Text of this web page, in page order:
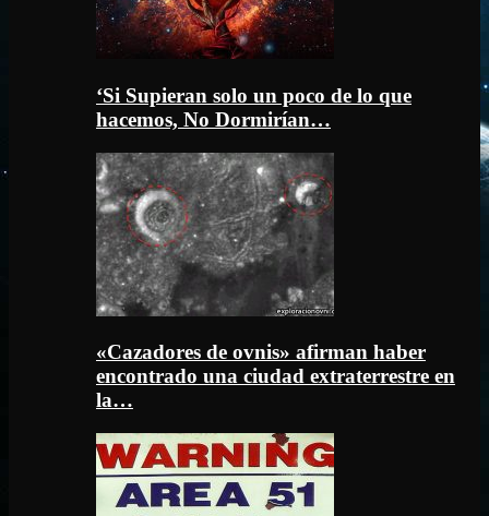
‘Si Supieran solo un poco de lo que
hacemos, No Dormirían…
«Cazadores de ovnis» afirman haber
encontrado una ciudad extraterrestre en
la…